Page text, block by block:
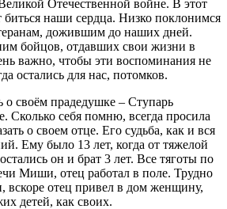
Отечественной войне. В этот
биться наши сердца. Низко поклонимся
дожившим до наших дней.
бойцов, отдавших свои жизни в
важно, чтобы эти воспоминания не
остались для нас, потомков.
о своём прадедушке – Ступарь
Сколько себя помню, всегда просила
о своем отце. Его судьба, как и вся
Ему было 13 лет, когда от тяжелой
он и брат 3 лет. Все тяготы по
Миши, отец работал в поле. Трудно
вскоре отец привел в дом женщину,
детей, как своих.